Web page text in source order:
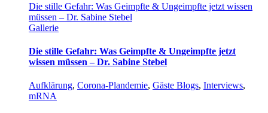
Die stille Gefahr: Was Geimpfte & Ungeimpfte jetzt wissen
müssen – Dr. Sabine Stebel
Gallerie
Die stille Gefahr: Was Geimpfte & Ungeimpfte jetzt
wissen müssen – Dr. Sabine Stebel
Aufklärung, Corona-Plandemie, Gäste Blogs, Interviews,
mRNA